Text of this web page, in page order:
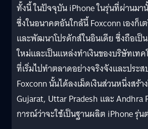
ทั้งนี้ ในปัจจุบัน iPhone ในรุ่นที่ผ่านม
ซึ่งในอนาคตอันใกล้นี้ Foxconn เองก็
และพัฒนาโปรดักส์ในอินเดีย ซึ่งถือเป็
ใหม่และเป็นแหล่งทำเงินของบริษัทเท
ที่เริ่มไปทำตลาดอย่างจริงจังและประส
Foxconn นั้นได้ลงเม็ดเงินส่วนหนึ่งสร้
Gujarat, Uttar Pradesh และ
การณ์ว่าจะใช้เป็นฐานผลิต iPhone รุ่น